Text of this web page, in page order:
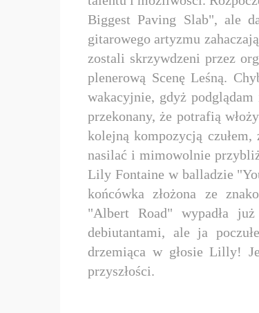
Biggest Paving Slab", ale
gitarowego artyzmu
zostali skrzywdzeni przez
plenerową Scenę Leśną.
wakacyjnie, gdyż
przekonany, że potrafią
kolejną kompozycją czułem,
nasilać i mimowolnie
Lily Fontaine w balladzie
końcówka złożona ze
"Albert Road" wypadła
debiutantami, ale ja
drzemiąca w głosie Lilly!
przyszłości.